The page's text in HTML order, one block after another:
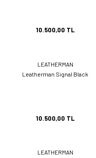
10.500,00 TL
LEATHERMAN
Leatherman Signal Black
10.500,00 TL
LEATHERMAN